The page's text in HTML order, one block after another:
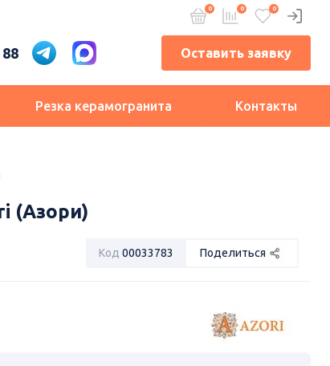
88 Оставить заявку
Резка керамогранита Контакты
(Азори)
Код 00033783 Поделиться